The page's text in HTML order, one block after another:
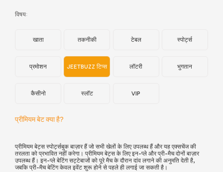
विषय:
खाता तकनीकी टेबल स्पोर्ट्स
प्रमोशन JEETBUZZ टिप्स लॉटरी भुगतान
कैसीनो स्लॉट VIP
प्रीमियम बेट क्या है?
प्रीमियम बेट्स स्पोर्ट्सबुक बाज़ार हैं जो सभी खेलों के लिए उपलब्ध हैं और यह एक्सचेंज की
तरलता को प्रभावित नहीं करेगा। प्रीमियम बेट्स के लिए इन-प्ले और प्री-मैच दोनों बाज़ार
उपलब्ध हैं। इन-प्ले बेटिंग सट्टेबाजों को पूरे मैच के दौरान दांव लगाने की अनुमति देती है,
जबकि प्री-मैच बेटिंग केवल इवेंट शुरू होने से पहले ही लगाई जा सकती है।